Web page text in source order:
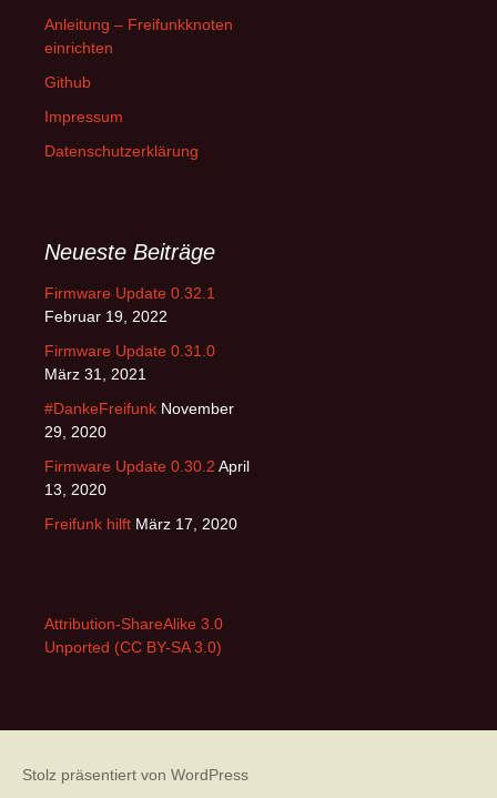
Anleitung – Freifunkknoten
einrichten
Github
Impressum
Datenschutzerklärung
Neueste Beiträge
Firmware Update 0.32.1
Februar 19, 2022
Firmware Update 0.31.0
März 31, 2021
#DankeFreifunk November
29, 2020
Firmware Update 0.30.2 April
13, 2020
Freifunk hilft März 17, 2020
Attribution-ShareAlike 3.0
Unported (CC BY-SA 3.0)
Stolz präsentiert von WordPress